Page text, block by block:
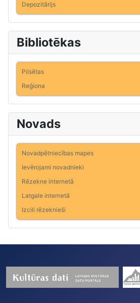
Depozitārijs
Bibliotēkas
Pilsētas
Reģiona
Novads
Novadpētniecības mapes
Ievērojami novadnieki
Rēzekne internetā
Latgale internetā
Izcili rēzeknieši